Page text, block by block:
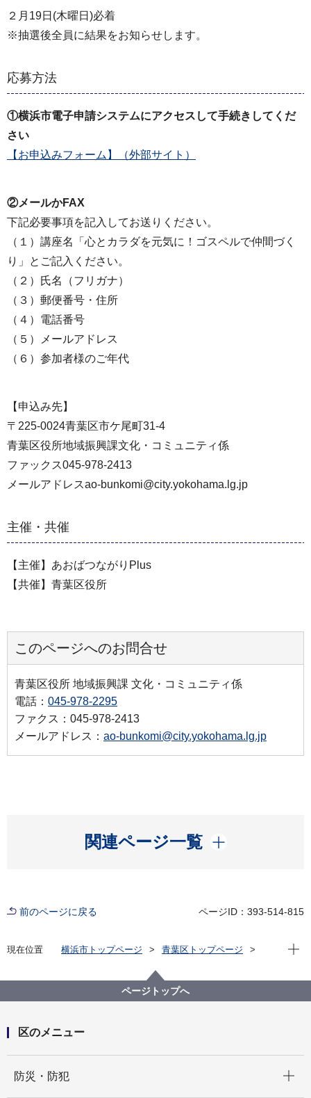
２月19日(木曜日)必着
※抽選後全員に結果をお知らせします。
応募方法
①横浜市電子申請システムにアクセスして手続きしてくだ
さい
【お申込みフォーム】（外部サイト）
②メールかFAX
下記必要事項を記入してお送りください。
（１）講座名「心とカラダを元気に！ゴスペルで仲間づく
り」とご記入ください。
（２）氏名（フリガナ）
（３）郵便番号・住所
（４）電話番号
（５）メールアドレス
（６）参加者様のご年代
【申込み先】
〒225-0024青葉区市ケ尾町31-4
青葉区役所地域振興課文化・コミュニティ係
ファックス045-978-2413
メールアドレスao-bunkomi@city.yokohama.lg.jp
主催・共催
【主催】あおばつながりPlus
【共催】青葉区役所
このページへのお問合せ
青葉区役所 地域振興課 文化・コミュニティ係
電話： 045-978-2295
ファクス：045-978-2413
メールアドレス： ao-bunkomi@city.yokohama.lg.jp
関連ページ一覧
開く
前のページに戻る ページID：393-514-815
現在位置 横浜市トップページ
青葉区トップページ
【応募終了しました】【区民企運営講座】「心とカラ
ダを元気に！ゴスペルで仲間づくり講座Ｖoｌ．２ 」
現在
ページトップへ
区のメニュー
防災・防犯